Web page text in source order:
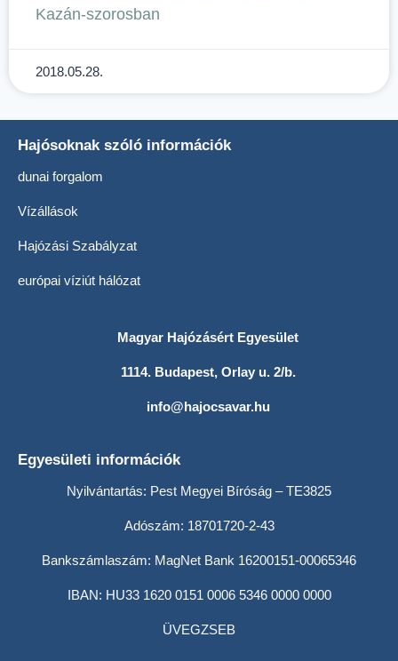
Kazán-szorosban
2018.05.28.
Hajósoknak szóló információk
dunai forgalom
Vízállások
Hajózási Szabályzat
európai víziút hálózat
Magyar Hajózásért Egyesület
1114. Budapest, Orlay u. 2/b.
info@hajocsavar.hu
Egyesületi információk
Nyilvántartás: Pest Megyei Bíróság – TE3825
Adószám: 18701720-2-43
Bankszámlaszám: MagNet Bank 16200151-00065346
IBAN: HU33 1620 0151 0006 5346 0000 0000
ÜVEGZSEB